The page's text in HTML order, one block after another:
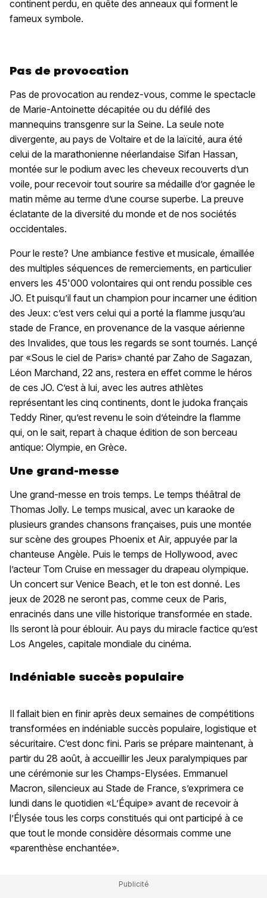
continent perdu, en quête des anneaux qui forment le
fameux symbole.
Pas de provocation
Pas de provocation au rendez-vous, comme le spectacle
de Marie-Antoinette décapitée ou du défilé des
mannequins transgenre sur la Seine. La seule note
divergente, au pays de Voltaire et de la laïcité, aura été
celui de la marathonienne néerlandaise Sifan Hassan,
montée sur le podium avec les cheveux recouverts d’un
voile, pour recevoir tout sourire sa médaille d’or gagnée le
matin même au terme d’une course superbe. La preuve
éclatante de la diversité du monde et de nos sociétés
occidentales.
Pour le reste? Une ambiance festive et musicale, émaillée
des multiples séquences de remerciements, en particulier
envers les 45'000 volontaires qui ont rendu possible ces
JO. Et puisqu’il faut un champion pour incarner une édition
des Jeux: c’est vers celui qui a porté la flamme jusqu’au
stade de France, en provenance de la vasque aérienne
des Invalides, que tous les regards se sont tournés. Lançé
par «Sous le ciel de Paris» chanté par Zaho de Sagazan,
Léon Marchand, 22 ans, restera en effet comme le héros
de ces JO. C’est à lui, avec les autres athlètes
représentant les cinq continents, dont le judoka français
Teddy Riner, qu’est revenu le soin d’éteindre la flamme
qui, on le sait, repart à chaque édition de son berceau
antique: Olympie, en Grèce.
Une grand-messe
Une grand-messe en trois temps. Le temps théâtral de
Thomas Jolly. Le temps musical, avec un karaoke de
plusieurs grandes chansons françaises, puis une montée
sur scène des groupes Phoenix et Air, appuyée par la
chanteuse Angèle. Puis le temps de Hollywood, avec
l’acteur Tom Cruise en messager du drapeau olympique.
Un concert sur Venice Beach, et le ton est donné. Les
jeux de 2028 ne seront pas, comme ceux de Paris,
enracinés dans une ville historique transformée en stade.
Ils seront là pour éblouir. Au pays du miracle factice qu’est
Los Angeles, capitale mondiale du cinéma.
Indéniable succès populaire
Il fallait bien en finir après deux semaines de compétitions
transformées en indéniable succès populaire, logistique et
sécuritaire. C’est donc fini. Paris se prépare maintenant, à
partir du 28 août, à accueillir les Jeux paralympiques par
une cérémonie sur les Champs-Elysées. Emmanuel
Macron, silencieux au Stade de France, s’exprimera ce
lundi dans le quotidien «L’Équipe» avant de recevoir à
l’Élysée tous les corps constitués qui ont participé à ce
que tout le monde considère désormais comme une
«parenthèse enchantée».